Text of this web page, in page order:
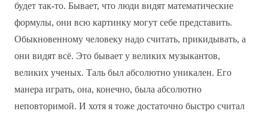
будет так-то. Бывает, что люди видят математические
формулы, они всю картинку могут себе представить.
Обыкновенному человеку надо считать, прикидывать, а
они видят всё. Это бывает у великих музыкантов,
великих ученых. Таль был абсолютно уникален. Его
манера играть, она, конечно, была абсолютно
неповторимой. И хотя я тоже достаточно быстро считал